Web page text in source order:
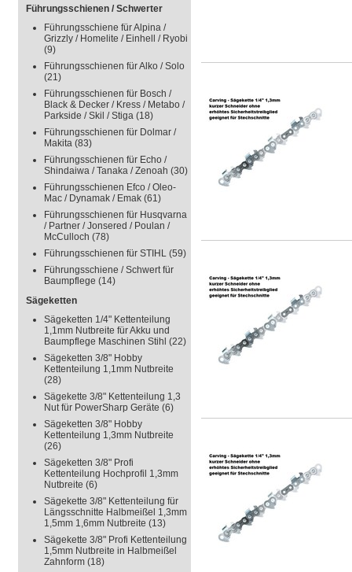
Führungsschienen / Schwerter
Führungsschiene für Alpina /
Grizzly / Homelite / Einhell / Ryobi
(9)
Führungsschienen für Alko / Solo
(21)
Führungsschienen für Bosch /
Black & Decker / Kress / Metabo /
Parkside / Skil / Stiga (18)
Führungsschienen für Dolmar /
Makita (83)
Führungsschienen für Echo /
Shindaiwa / Tanaka / Zenoah (30)
Führungsschienen Efco / Oleo-
Mac / Dynamak / Emak (61)
Führungsschienen für Husqvarna
/ Partner / Jonsered / Poulan /
McCulloch (78)
Führungsschienen für STIHL (59)
Führungsschiene / Schwert für
Baumpflege (14)
Sägeketten
Sägeketten 1/4" Kettenteilung
1,1mm Nutbreite für Akku und
Baumpflege Maschinen Stihl (22)
Sägeketten 3/8" Hobby
Kettenteilung 1,1mm Nutbreite
(28)
Sägekette 3/8" Kettenteilung 1,3
Nut für PowerSharp Geräte (6)
Sägeketten 3/8" Hobby
Kettenteilung 1,3mm Nutbreite
(26)
Sägeketten 3/8" Profi
Kettenteilung Hochprofil 1,3mm
Nutbreite (6)
Sägekette 3/8" Kettenteilung für
Längsschnitte Halbmeißel 1,3mm
1,5mm 1,6mm Nutbreite (13)
Sägekette 3/8" Profi Kettenteilung
1,5mm Nutbreite in Halbmeißel
Zahnform (18)